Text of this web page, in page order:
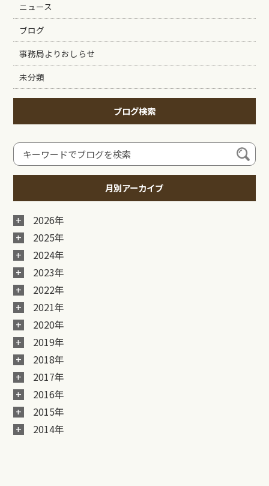
ニュース
ブログ
事務局よりおしらせ
未分類
ブログ検索
月別アーカイブ
2026年
2025年
2024年
2023年
2022年
2021年
2020年
2019年
2018年
2017年
2016年
2015年
2014年